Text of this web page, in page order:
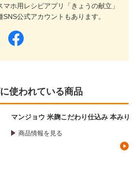
マホ用レシピアプリ「きょうの献立」
公式アカウントもあります。
使われている商品
ジョウ 米麹こだわり仕込み 本みりん
品情報を見る